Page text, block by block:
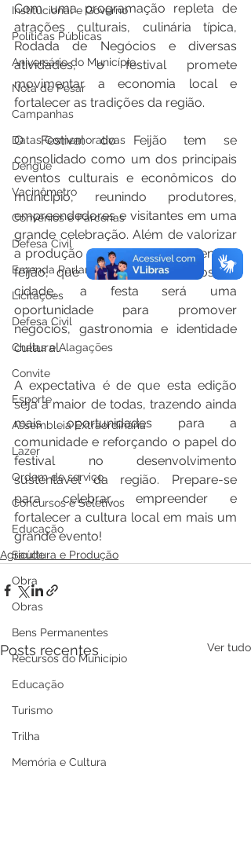
Institucional e Governo
Políticas Públicas
Aniversário do Município
Nota de Pesar
Campanhas
Datas Comemorativas
Dengue
Vacinômetro
Convênios e Parcerias
Defesa Civil
Emenda Parlamentar
Licitações
Defesa Civil
Cheias e Alagações
Convite
Esporte
Assembleia Extraordinária
Lazer
Ordem de serviço
Concursos e Seletivos
Educação
Saúde
Obra
Obras
Bens Permanentes
Recursos do Município
Educação
Turismo
Trilha
Memória e Cultura
Com uma programação repleta de
atrações culturais, culinária típica,
Rodada de Negócios e diversas
atividades, o festival promete
movimentar a economia local e
fortalecer as tradições da região.
O Festival do Feijão tem se
consolidado como um dos principais
eventos culturais e econômicos do
município, reunindo produtores,
empreendedores e visitantes em uma
grande celebração. Além de valorizar
a produção agrícola, especialmente o
feijão, que é um dos símbolos da
cidade, a festa será uma
oportunidade para promover
negócios, gastronomia e identidade
cultural.
A expectativa é de que esta edição
seja a maior de todas, trazendo ainda
mais oportunidades para a
comunidade e reforçando o papel do
festival no desenvolvimento
sustentável da região. Prepare-se
para celebrar, empreender e
fortalecer a cultura local em mais um
grande evento!
Agricultura e Produção
Posts recentes Ver tudo